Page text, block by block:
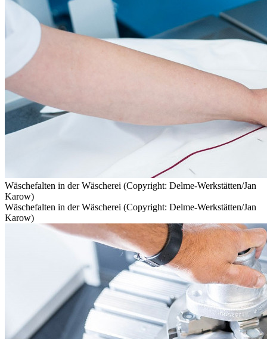
Wäschefalten in der Wäscherei (Copyright: Delme-Werkstätten/Jan
Karow)
Wäschefalten in der Wäscherei (Copyright: Delme-Werkstätten/Jan
Karow)